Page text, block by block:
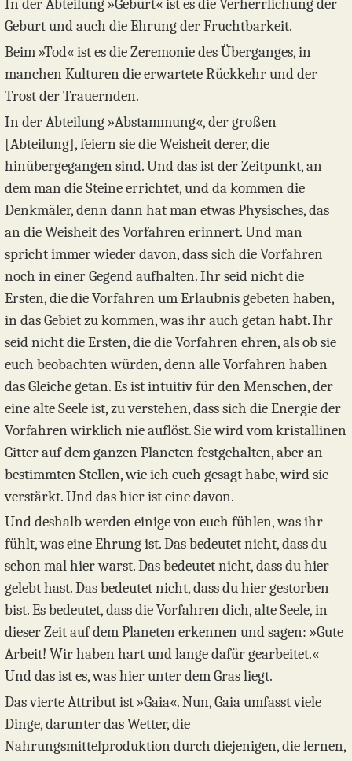
In der Abteilung »Geburt« ist es die Verherrlichung der
Geburt und auch die Ehrung der Fruchtbarkeit.
Beim »Tod« ist es die Zeremonie des Überganges, in
manchen Kulturen die erwartete Rückkehr und der
Trost der Trauernden.
In der Abteilung »Abstammung«, der großen
[Abteilung], feiern sie die Weisheit derer, die
hinübergegangen sind. Und das ist der Zeitpunkt, an
dem man die Steine errichtet, und da kommen die
Denkmäler, denn dann hat man etwas Physisches, das
an die Weisheit des Vorfahren erinnert. Und man
spricht immer wieder davon, dass sich die Vorfahren
noch in einer Gegend aufhalten. Ihr seid nicht die
Ersten, die die Vorfahren um Erlaubnis gebeten haben,
in das Gebiet zu kommen, was ihr auch getan habt. Ihr
seid nicht die Ersten, die die Vorfahren ehren, als ob sie
euch beobachten würden, denn alle Vorfahren haben
das Gleiche getan. Es ist intuitiv für den Menschen, der
eine alte Seele ist, zu verstehen, dass sich die Energie der
Vorfahren wirklich nie auflöst. Sie wird vom kristallinen
Gitter auf dem ganzen Planeten festgehalten, aber an
bestimmten Stellen, wie ich euch gesagt habe, wird sie
verstärkt. Und das hier ist eine davon.
Und deshalb werden einige von euch fühlen, was ihr
fühlt, was eine Ehrung ist. Das bedeutet nicht, dass du
schon mal hier warst. Das bedeutet nicht, dass du hier
gelebt hast. Das bedeutet nicht, dass du hier gestorben
bist. Es bedeutet, dass die Vorfahren dich, alte Seele, in
dieser Zeit auf dem Planeten erkennen und sagen: »Gute
Arbeit! Wir haben hart und lange dafür gearbeitet.«
Und das ist es, was hier unter dem Gras liegt.
Das vierte Attribut ist »Gaia«. Nun, Gaia umfasst viele
Dinge, darunter das Wetter, die
Nahrungsmittelproduktion durch diejenigen, die lernen,